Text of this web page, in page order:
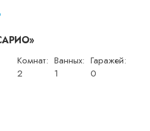
Комнат:
2
Ванных:
1
Гаражей:
0